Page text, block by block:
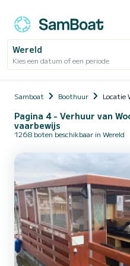
Wereld
Kies een datum of een periode
Samboat Boothuur Locatie
Pagina 4 - Verhuur van
vaarbewijs
1268 boten beschikbaar in Wereld